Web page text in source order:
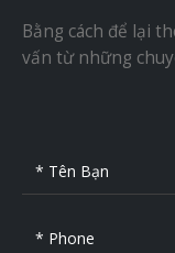
Bằng cách để lại
vấn từ những